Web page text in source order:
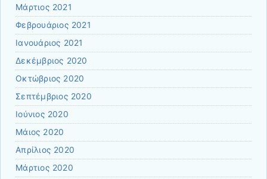
Μάρτιος 2021
Φεβρουάριος 2021
Ιανουάριος 2021
Δεκέμβριος 2020
Οκτώβριος 2020
Σεπτέμβριος 2020
Ιούνιος 2020
Μάιος 2020
Απρίλιος 2020
Μάρτιος 2020